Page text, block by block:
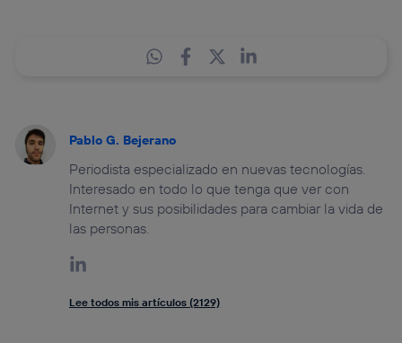
Pablo G. Bejerano
Periodista especializado en nuevas tecnologías.
Interesado en todo lo que tenga que ver con
Internet y sus posibilidades para cambiar la vida de
las personas.
Lee todos mis artículos (2129)